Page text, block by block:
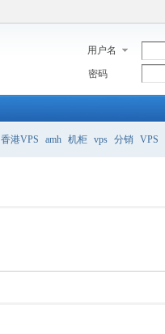
用户名
密码
香港VPS amh 机柜 vps 分销 VPS